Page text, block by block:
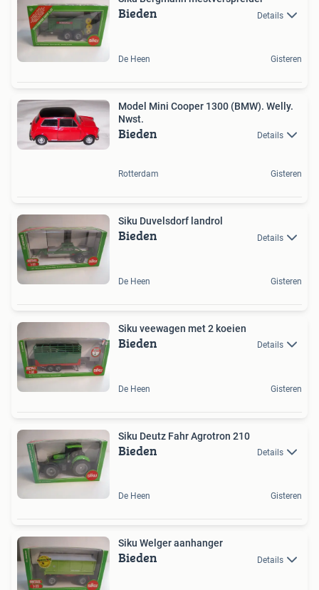
Bieden Details
De Heen Gisteren
Model Mini Cooper 1300 (BMW). Welly.
Nwst.
Bieden Details
Rotterdam Gisteren
Siku Duvelsdorf landrol
Bieden Details
De Heen Gisteren
Siku veewagen met 2 koeien
Bieden Details
De Heen Gisteren
Siku Deutz Fahr Agrotron 210
Bieden Details
De Heen Gisteren
Siku Welger aanhanger
Bieden Details